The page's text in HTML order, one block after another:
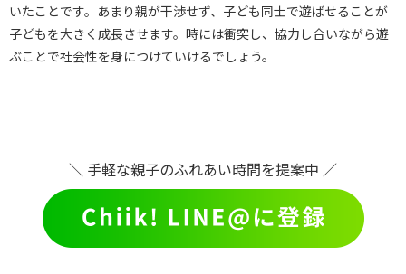
いたことです。あまり親が干渉せず、子ども同士で遊ばせることが
子どもを大きく成長させます。時には衝突し、協力し合いながら遊
ぶことで社会性を身につけていけるでしょう。
＼ 手軽な親子のふれあい時間を提案中 ／